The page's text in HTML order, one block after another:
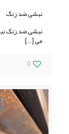
نبشی ضد زنگ
نبشی ضد زنگ
می[…]
0